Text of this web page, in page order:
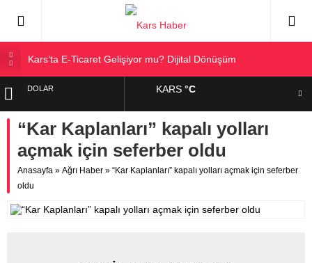
Kars’ta E-Ticaret Gelişiyor mu? Dijital Dönüşüm
Kars Halkı Yeni Parti Hakkında Ne Düşünüyor?
Sarıkamış’a Bağlı Köyler ve Yaygın Soyadları
Kağızman Köyleri ve En Çok Kullanılan Soyadları | Kars
Haber
DOLAR
EURO
ALTIN
KARS°C
“Kar Kaplanları” kapalı yolları
açmak için seferber oldu
Anasayfa » Ağrı Haber » “Kar Kaplanları” kapalı yolları açmak için seferber
oldu